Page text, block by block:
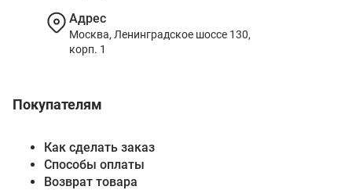
Покупателям
Как сделать заказ
Способы оплаты
Возврат товара
Адрес
Москва, Ленинградское шоссе 130,
корп. 1